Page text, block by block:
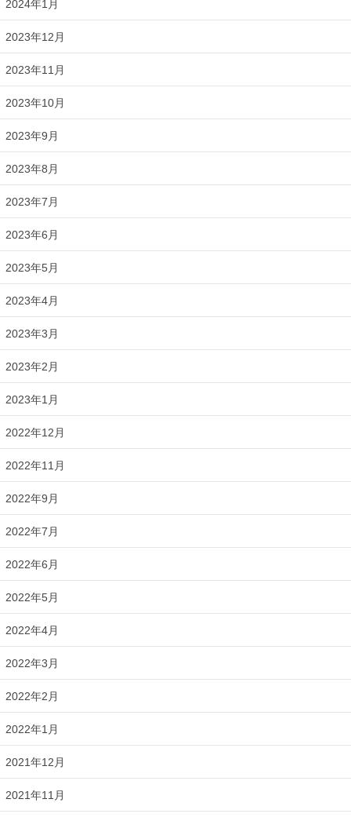
2024年1月
2023年12月
2023年11月
2023年10月
2023年9月
2023年8月
2023年7月
2023年6月
2023年5月
2023年4月
2023年3月
2023年2月
2023年1月
2022年12月
2022年11月
2022年9月
2022年7月
2022年6月
2022年5月
2022年4月
2022年3月
2022年2月
2022年1月
2021年12月
2021年11月